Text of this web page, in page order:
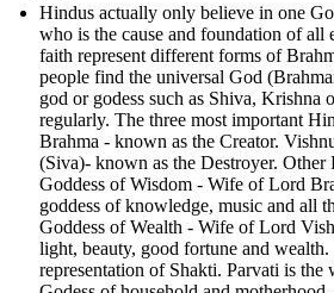
Hindus actually only believe in one
who is the cause and foundation of all
faith represent different forms of
people find the universal God
god or godess such as Shiva,
regularly. The three most important
Brahma - known as the Creator.
(Siva)- known as the Destroyer.
Goddess of Wisdom - Wife of Lord
goddess of knowledge, music and all
Goddess of Wealth - Wife of Lord
light, beauty, good fortune and wealth.
representation of Shakti. Parvati is